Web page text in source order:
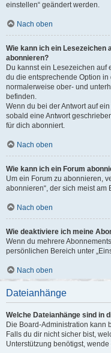
einstellen“ geändert werden.
Nach oben
Wie kann ich ein Lesezeichen
abonnieren?
Du kannst ein Lesezeichen auf
du die entsprechende Option in
normalerweise ober- und
befinden.
Wenn du bei der Antwort auf
sobald eine Antwort
für dich abonniert.
Nach oben
Wie kann ich ein Forum
Um ein Forum zu abonnieren,
abonnieren“, der sich meist am
Nach oben
Wie deaktiviere ich meine
Wenn du mehrere
persönlichen Bereich unter
Nach oben
Dateianhänge
Welche Dateianhänge sind in
Die Board-Administration kann
Falls du dir nicht sicher bist,
Unterstützung benötigst,